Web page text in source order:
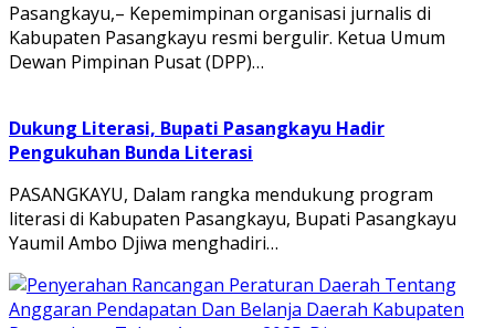
Pasangkayu,– Kepemimpinan organisasi jurnalis di
Kabupaten Pasangkayu resmi bergulir. Ketua Umum
Dewan Pimpinan Pusat (DPP)…
Dukung Literasi, Bupati Pasangkayu Hadir
Pengukuhan Bunda Literasi
PASANGKAYU, Dalam rangka mendukung program
literasi di Kabupaten Pasangkayu, Bupati Pasangkayu
Yaumil Ambo Djiwa menghadiri…